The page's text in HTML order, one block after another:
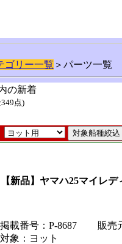
ゴリー一覧 ＞パーツ一覧
の新着
点)
【新品】ヤマハ25マイレ
掲載番号：P-8687
販売
対象：ヨット